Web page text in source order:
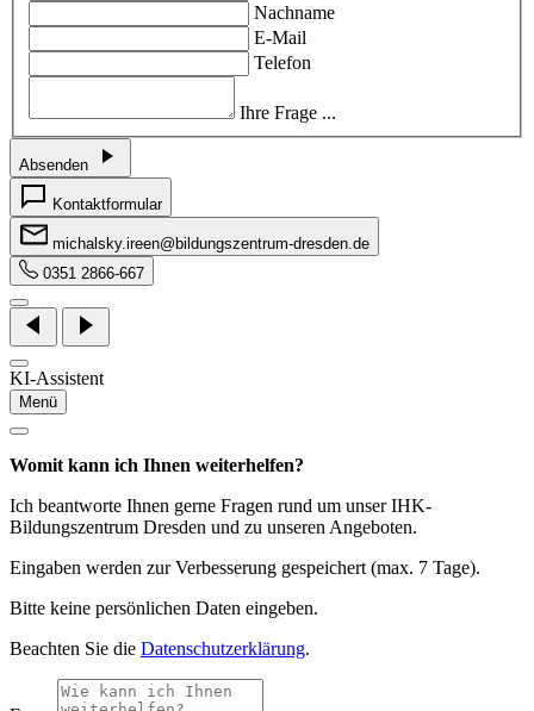
Nachname
E-Mail
Telefon
Ihre Frage ...
Absenden
Kontaktformular
michalsky.ireen@bildungszentrum-dresden.de
0351 2866-667
KI-Assistent
Menü
Womit kann ich Ihnen weiterhelfen?
Ich beantworte Ihnen gerne Fragen rund um unser IHK-
Bildungszentrum Dresden und zu unseren Angeboten.
Eingaben werden zur Verbesserung gespeichert (max. 7 Tage).
Bitte keine persönlichen Daten eingeben.
Beachten Sie die Datenschutzerklärung.